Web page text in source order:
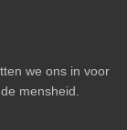
we ons in voor
mensheid.